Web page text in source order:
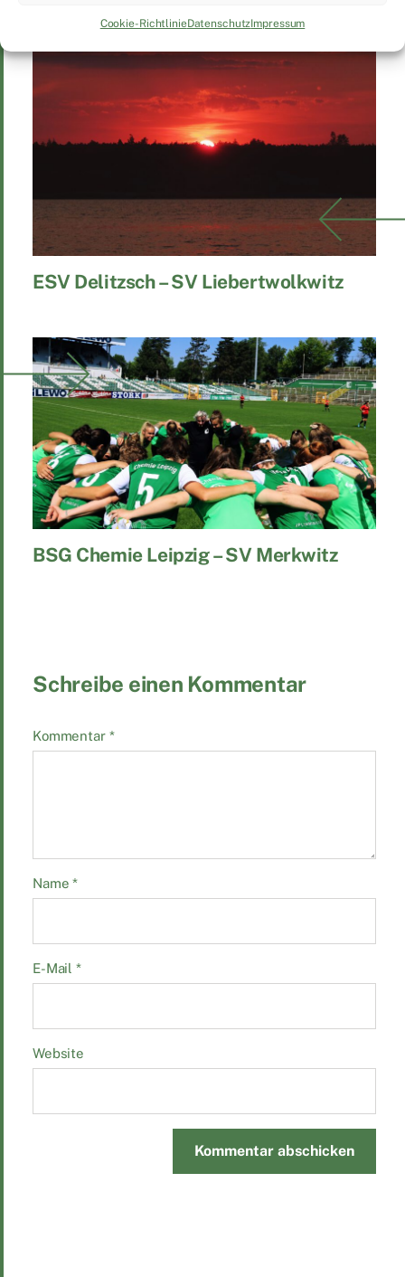
Cookie-RichtlinieDatenschutzImpressum
ESV Delitzsch – SV Liebertwolkwitz
BSG Chemie Leipzig – SV Merkwitz
Schreibe einen Kommentar
Kommentar *
Name*
E-Mail *
Website